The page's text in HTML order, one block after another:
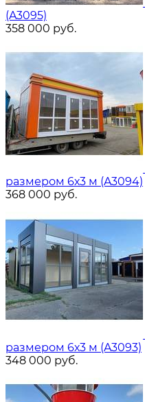
(A3095)
358 000 руб.
размером 6х3 м (A3094)
368 000 руб.
размером 6х3 м (A3093)
348 000 руб.